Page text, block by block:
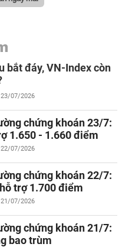
bắt đáy, VN-Index còn
23/07/2026
chứng khoán 23/7:
1.650 - 1.660 điểm
22/07/2026
chứng khoán 22/7:
trợ 1.700 điểm
21/07/2026
chứng khoán 21/7:
bao trùm